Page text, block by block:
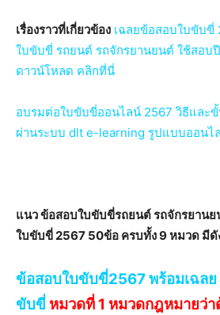
เรื่องราวที่เกี่ยวข้อง เฉลยข้อสอบใบขับขี่
ใบขับขี่ รถยนต์ รถจักรยานยนต์ ใช้สอบ
ดาวน์โหลด คลิกที่นี่
อบรมต่อใบขับขี่ออนไลน์ 2567 วิธีและ
ผ่านระบบ dlt e-learning รูปแบบออนไ
แนว ข้อสอบใบขับขี่รถยนต์ รถจักรยาน
ใบขับขี่ 2567 50ข้อ ครบทั้ง 9 หมวด มีดั
ข้อสอบใบขับขี่2567 พร้อมเฉล
ขับขี่ หมวดที่ 1 หมวดกฎหมายว่